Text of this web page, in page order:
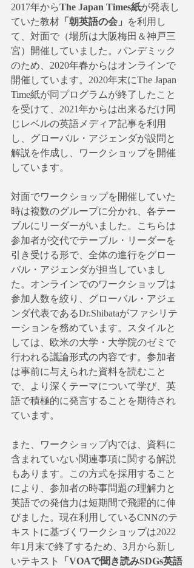
2017年からThe Japan Times紙が発表し
ていた教材 「朝英語の会」
を利用し
て、対面で（場所は大阪梅田＆神戸三
宮）開催していました。パンデミック
のため、2020年春からはオンラインで
開催しています。2020年末にThe Japan
Time紙が同プログラムが終了したこと
を受けて、2021年からは出来るだけ同
じレベルの英語メディア記事を利用
し、グローバル・アジェンダが設問と
解説を作成し、ワークショップを開催
しています。
対面でワークショップを開催していた
時は複数のグループに分かれ、各テー
ブルにリーダーがいました。こちらは
参加者が交代でテーブル・リーダーを
引き受ける形で、全体の進行をグロー
バル・アジェンダが担当していまし
た。オンラインでのワークショップは
参加人数を絞り、グローバル・アジェ
ンダ代表であるDr.Shibataがファシリテ
ーションを務めています。スタイルと
しては、欧米の大学・大学院のゼミで
行われる議論形式の内容です。参加者
は事前に与えられた資料を読むこと
で、より深くテーマについて学び、英
語で積極的に発言することを期待され
ています。
また、ワークショップ内では、資料に
含まれていない関連事項に関する解説
もあります。この方式を採用すること
により、参加者の時事問題の理解力と
英語での発信力は短期間で飛躍的に伸
びました。現在利用しているCNNのテ
キストに基づくワークショップは2022
年1月末で終了するため、3月から新し
いテキスト
「VOAで聞き読みSDGs英語